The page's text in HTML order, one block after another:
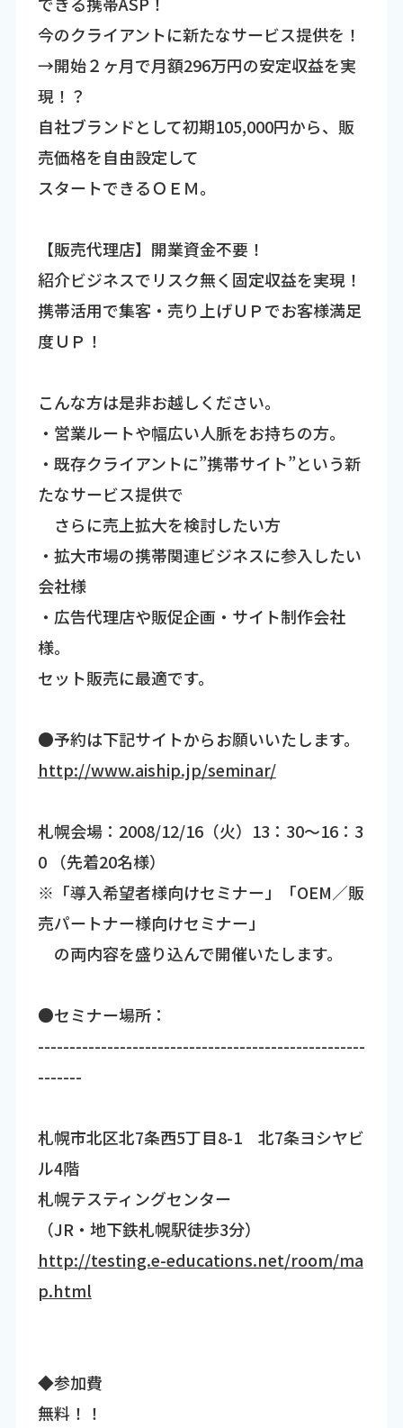
今のクライアントに新たなサービス提供を！
→開始２ヶ月で月額296万円の安定収益を実
現！？
自社ブランドとして初期105,000円から、販
売価格を自由設定して
スタートできるＯＥＭ。
【販売代理店】開業資金不要！
紹介ビジネスでリスク無く固定収益を実現！
携帯活用で集客・売り上げＵＰでお客様満足
度ＵＰ！
こんな方は是非お越しください。
・営業ルートや幅広い人脈をお持ちの方。
・既存クライアントに”携帯サイト”という新
たなサービス提供で
さらに売上拡大を検討したい方
・拡大市場の携帯関連ビジネスに参入したい
会社様
・広告代理店や販促企画・サイト制作会社
様。
セット販売に最適です。
●予約は下記サイトからお願いいたします。
http://www.aiship.jp/seminar/
札幌会場：2008/12/16（火）13：30～16：3
0 （先着20名様）
※「導入希望者様向けセミナー」「OEM／販
売パートナー様向けセミナー」
の両内容を盛り込んで開催いたします。
●セミナー場所：
----------------------------------------------------
-------
札幌市北区北7条西5丁目8-1 北7条ヨシヤビ
ル4階
札幌テスティングセンター
（JR・地下鉄札幌駅徒歩3分）
http://testing.e-educations.net/room/ma
p.html
◆参加費
無料！！